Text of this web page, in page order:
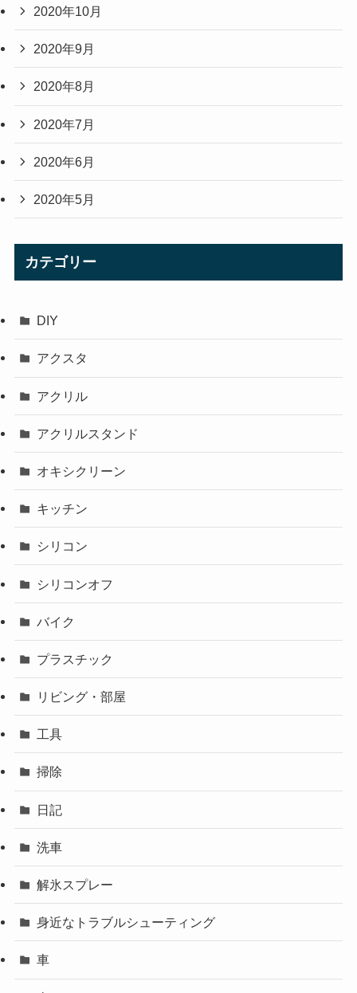
2020年10月
2020年9月
2020年8月
2020年7月
2020年6月
2020年5月
カテゴリー
DIY
アクスタ
アクリル
アクリルスタンド
オキシクリーン
キッチン
シリコン
シリコンオフ
バイク
プラスチック
リビング・部屋
工具
掃除
日記
洗車
解氷スプレー
身近なトラブルシューティング
車